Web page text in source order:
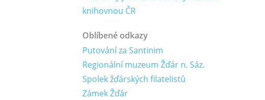
Oblíbené odkazy
Putování za Santinim
Regionální muzeum Žďár n. Sáz.
Spolek žďárských filatelistů
Zámek Žďár